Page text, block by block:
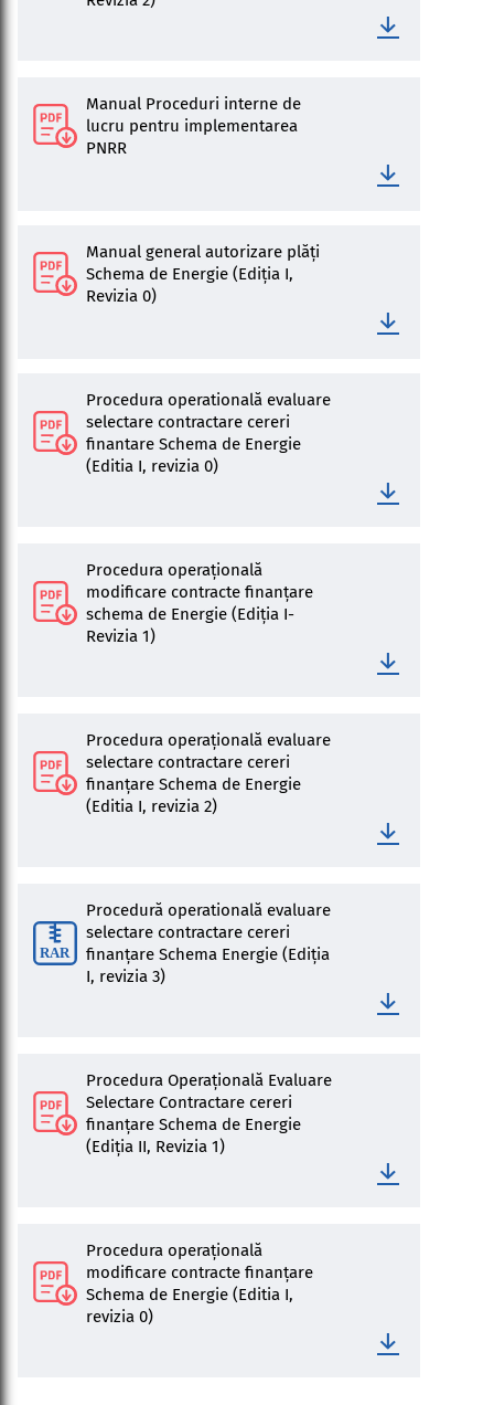
Manual Proceduri interne de
lucru pentru implementarea
PNRR
Manual general autorizare plăți
Schema de Energie (Ediția I,
Revizia 0)
Procedura operatională evaluare
selectare contractare cereri
finantare Schema de Energie
(Editia I, revizia 0)
Procedura operațională
modificare contracte finanțare
schema de Energie (Ediția I-
Revizia 1)
Procedura operațională evaluare
selectare contractare cereri
finanțare Schema de Energie
(Editia I, revizia 2)
Procedură operatională evaluare
selectare contractare cereri
finanţare Schema Energie (Ediţia
I, revizia 3)
Procedura Operațională Evaluare
Selectare Contractare cereri
finanțare Schema de Energie
(Ediția II, Revizia 1)
Procedura operațională
modificare contracte finanțare
Schema de Energie (Editia I,
revizia 0)